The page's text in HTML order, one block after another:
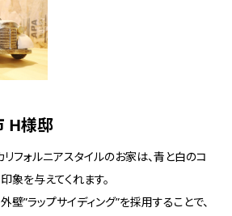
H様邸
フォルニアスタイルのお家は、青と白のコ
象を与えてくれます。
壁”ラップサイディング”を採用することで、